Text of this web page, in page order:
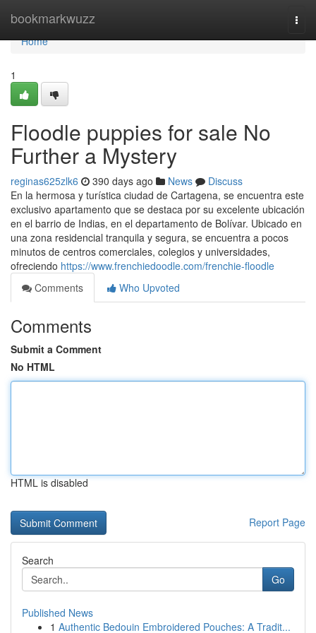
bookmarkwuzz
Home
Home
1
Floodle puppies for sale No
Further a Mystery
reginas625zlk6 390 days ago News
Discuss
En la hermosa y turística ciudad de Cartagena, se encuentra este
exclusivo apartamento que se destaca por su excelente ubicación
en el barrio de Indias, en el departamento de Bolívar. Ubicado en
una zona residencial tranquila y segura, se encuentra a pocos
minutos de centros comerciales, colegios y universidades,
ofreciendo https://www.frenchiedoodle.com/frenchie-floodle
Comments
Who Upvoted
Comments
Submit a Comment
No HTML
HTML is disabled
Report Page
Search
Go
Published News
1 Authentic Bedouin Embroidered Pouches: A Tradit...